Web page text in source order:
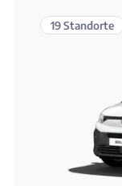
19 Standorte